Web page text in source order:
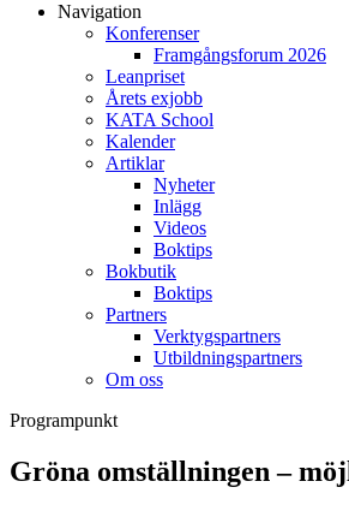
Navigation
Konferenser
Framgångsforum 2026
Leanpriset
Årets exjobb
KATA School
Kalender
Artiklar
Nyheter
Inlägg
Videos
Boktips
Bokbutik
Boktips
Partners
Verktygspartners
Utbildningspartners
Om oss
Programpunkt
Gröna omställningen –